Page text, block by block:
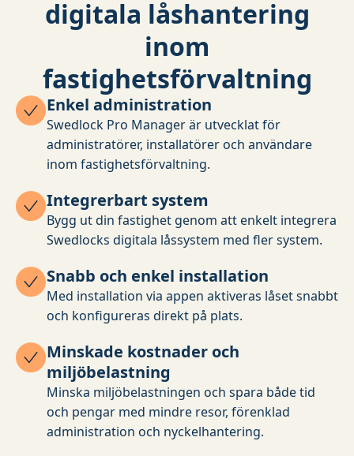
digitala låshantering
inom
fastighetsförvaltning
Enkel administration
Swedlock Pro Manager är utvecklat för
administratörer, installatörer och användare
inom fastighetsförvaltning.
Integrerbart system
Bygg ut din fastighet genom att enkelt integrera
Swedlocks digitala låssystem med fler system.
Snabb och enkel installation
Med installation via appen aktiveras låset snabbt
och konfigureras direkt på plats.
Minskade kostnader och
miljöbelastning
Minska miljöbelastningen och spara både tid
och pengar med mindre resor, förenklad
administration och nyckelhantering.